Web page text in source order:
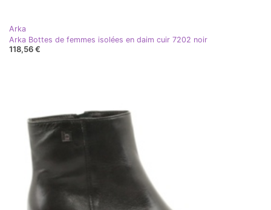
Arka
Arka Bottes de femmes isolées en daim cuir 7202 noir
118,56 €